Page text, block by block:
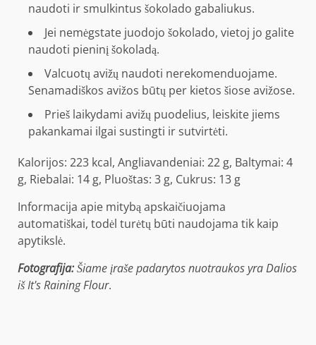
naudoti ir smulkintus šokolado gabaliukus.
Jei nemėgstate juodojo šokolado, vietoj jo galite
naudoti pieninį šokoladą.
Valcuotų avižų naudoti nerekomenduojame.
Senamadiškos avižos būtų per kietos šiose avižose.
Prieš laikydami avižų puodelius, leiskite jiems
pakankamai ilgai sustingti ir sutvirtėti.
Kalorijos: 223 kcal, Angliavandeniai: 22 g, Baltymai: 4
g, Riebalai: 14 g, Pluoštas: 3 g, Cukrus: 13 g
Informacija apie mitybą apskaičiuojama
automatiškai, todėl turėtų būti naudojama tik kaip
apytikslė.
Fotografija:Šiame įraše padarytos nuotraukos yra Dalios
iš It's Raining Flour.